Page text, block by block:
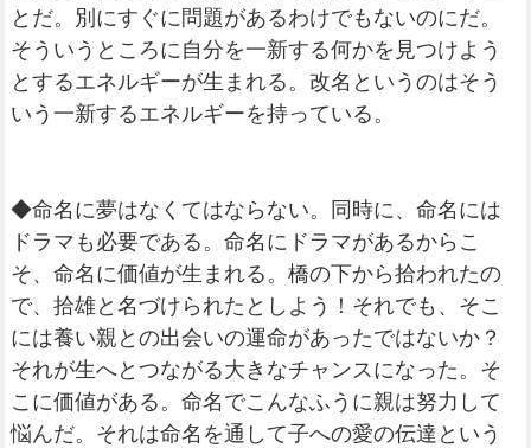
とだ。別にすぐに問題があるわけでもないのにだ。
そういうところに自分を一新する何かを見つけよう
とするエネルギーが生まれる。改名というのはそう
いう一新するエネルギーを持っている。
◆命名に夢はなくてはならない。同時に、命名には
ドラマも必要である。命名にドラマがあるからこ
そ、命名に価値が生まれる。橋の下から拾われたの
で、拾雄と名づけられたとしよう！それでも、そこ
には養い親との出会いの運命があったではないか？
それが生へとつながる大きなチャンスになった。そ
こに価値がある。命名でこんなふうに親は努力して
悩んだ。それは命名を通して子への愛の伝達という